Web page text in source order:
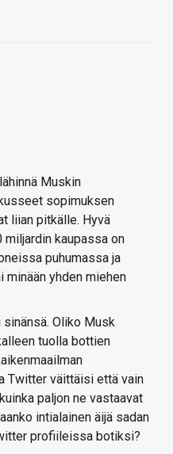
Muskin
sopimuksen
liian pitkälle. Hyvä
kaupassa on
puhumassa ja
minään yhden miehen
Oliko Musk
tuolla bottien
Twitter väittäisi että vain
paljon ne vastaavat
intialainen äijä sadan
profiileissa botiksi?